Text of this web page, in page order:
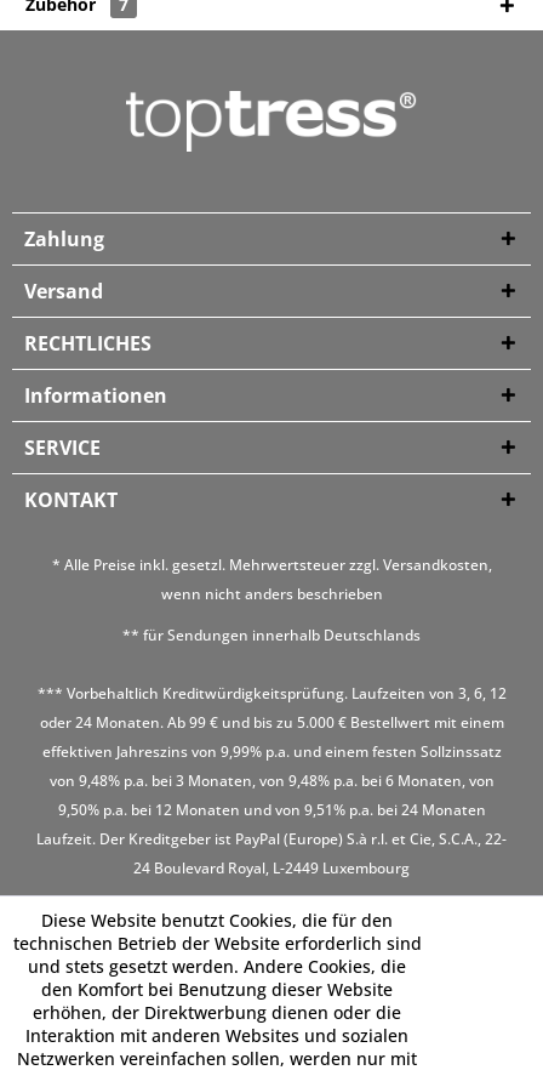
Zahlung
Versand
RECHTLICHES
Informationen
SERVICE
KONTAKT
* Alle Preise inkl. gesetzl. Mehrwertsteuer zzgl.Versandkosten,
wenn nicht anders beschrieben
** für Sendungen innerhalb Deutschlands
*** Vorbehaltlich Kreditwürdigkeitsprüfung. Laufzeiten von 3, 6, 12
oder 24 Monaten. Ab 99 € und bis zu 5.000 € Bestellwert mit einem
effektiven Jahreszins von 9,99% p.a. und einem festen Sollzinssatz
von 9,48% p.a. bei 3 Monaten, von 9,48% p.a. bei 6 Monaten, von
9,50% p.a. bei 12 Monaten und von 9,51% p.a. bei 24 Monaten
Laufzeit. Der Kreditgeber ist PayPal (Europe) S.à r.l. et Cie, S.C.A., 22-
24 Boulevard Royal, L-2449 Luxembourg
Diese Website benutzt Cookies, die für den
technischen Betrieb der Website erforderlich sind
und stets gesetzt werden. Andere Cookies, die
den Komfort bei Benutzung dieser Website
erhöhen, der Direktwerbung dienen oder die
Interaktion mit anderen Websites und sozialen
Netzwerken vereinfachen sollen, werden nur mit